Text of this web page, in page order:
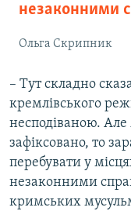
незаконними
Ольга Скрипник
– Тут складно
кремлівського
несподіваною.
зафіксовано, то
перебувати у
незаконними
кримських